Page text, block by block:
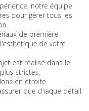
notre équipe
pour gérer tous les
de première
de votre
est réalisé dans le
strictes.
en étroite
que chaque détail